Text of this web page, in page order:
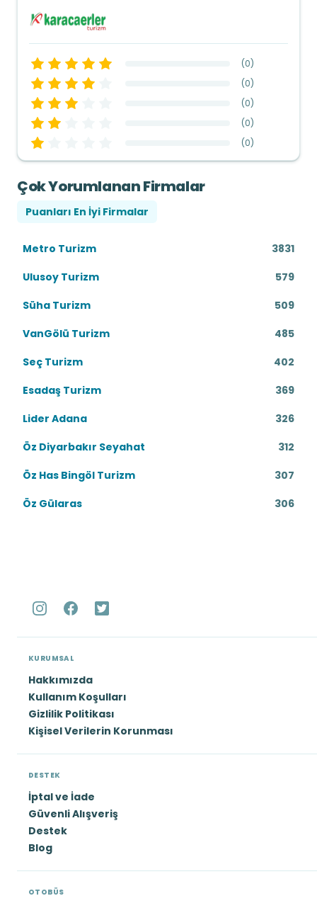
(0)
(0)
(0)
(0)
(0)
Çok Yorumlanan Firmalar
Puanları En İyi Firmalar
Metro Turizm
3831
Ulusoy Turizm
579
Süha Turizm
509
VanGölü Turizm
485
Seç Turizm
402
Esadaş Turizm
369
Lider Adana
326
Öz Diyarbakır Seyahat
312
Öz Has Bingöl Turizm
307
Öz Gülaras
306
KURUMSAL
Hakkımızda
Kullanım Koşulları
Gizlilik Politikası
Kişisel Verilerin Korunması
DESTEK
İptal ve İade
Güvenli Alışveriş
Destek
Blog
OTOBÜS